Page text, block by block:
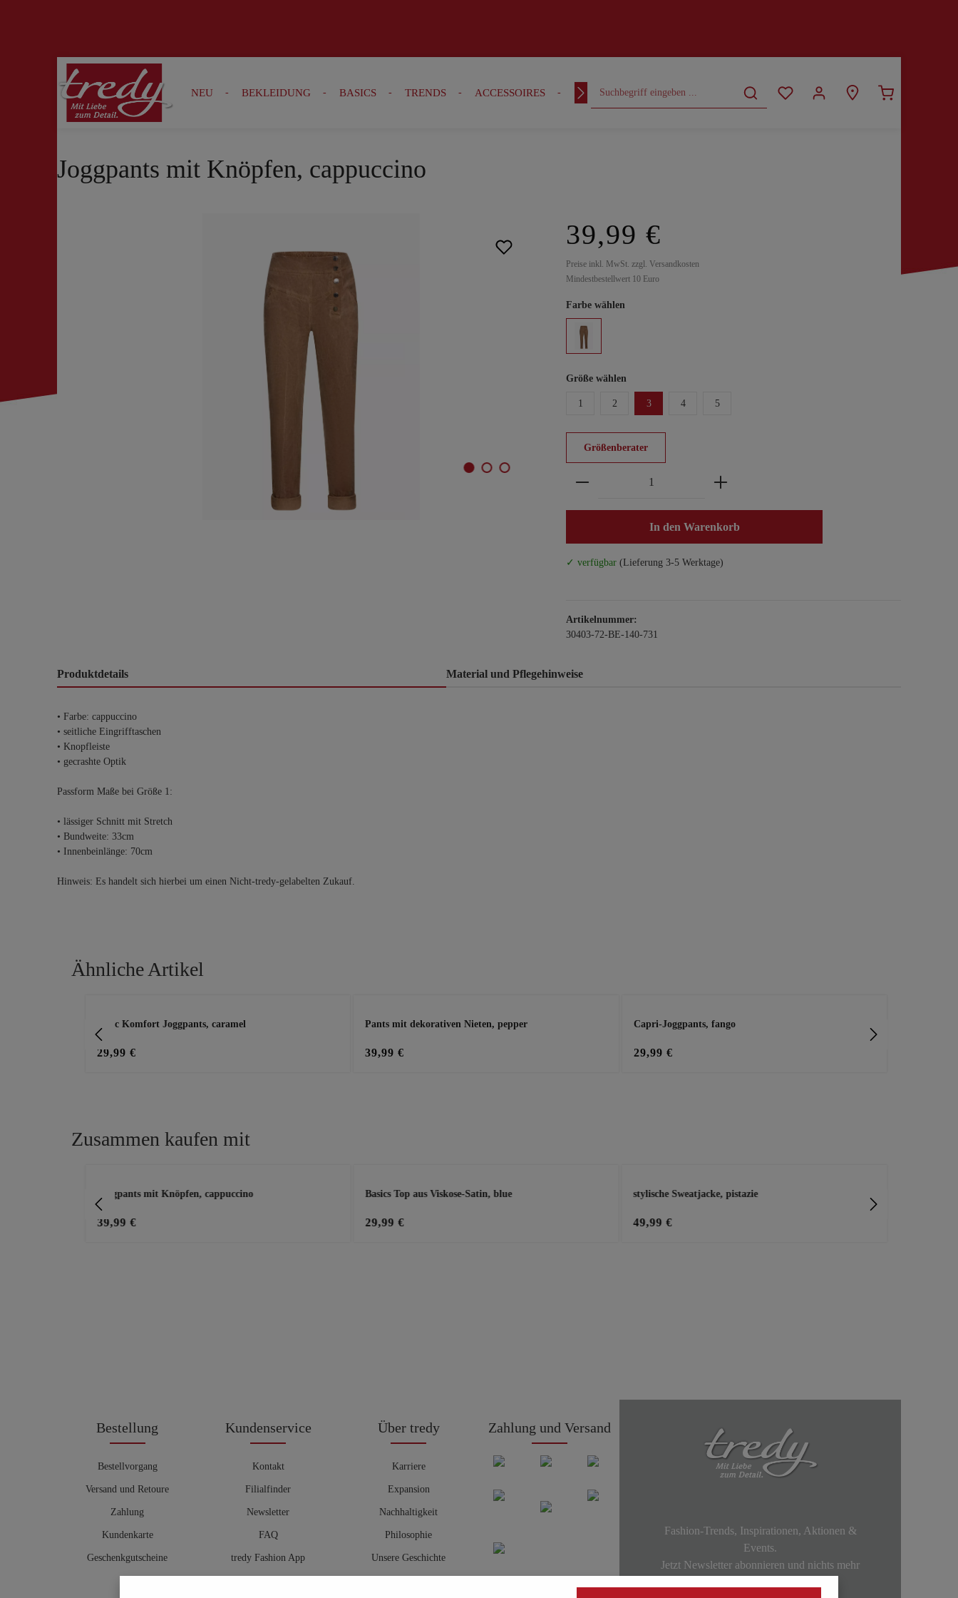
Zur Suche springen Zur Hauptnavigation springen
NEU BEKLEIDUNG BASICS TRENDS ACCESSOIRES OUTFITS CURVY
Joggpants mit Knöpfen, cappuccino
39,99 €
Preise inkl. MwSt. zzgl. Versandkosten
Mindestbestellwert 10 Euro
Farbe wählen
Größe wählen
1 2 3 4 5
Größenberater
Produkt Anzahl: Gib den gewünschten Wert ein oder
In den Warenkorb
✓ verfügbar (Lieferung 3-5 Werktage)
Artikelnummer:
30403-72-BE-140-731
Produktdetails Material und Pflegehinweise
• Farbe: cappuccino
• seitliche Eingrifftaschen
• Knopfleiste
• gecrashte Optik
Passform Maße bei Größe 1:
• lässiger Schnitt mit Stretch
• Bundweite: 33cm
• Innenbeinlänge: 70cm
Hinweis: Es handelt sich hierbei um einen Nicht-tredy-gelabelten Zukauf.
Ähnliche Artikel
Basic Komfort Joggpants, caramel
29,99 €
Pants mit dekorativen Nieten, pepper
39,99 €
Capri-Joggpants, fango
29,99 €
Zusammen kaufen mit
Joggpants mit Knöpfen, cappuccino
39,99 €
Basics Top aus Viskose-Satin, blue
29,99 €
stylische Sweatjacke, pistazie
49,99 €
Bestellung
Bestellvorgang
Versand und Retoure
Zahlung
Kundenkarte
Geschenkgutscheine
Kundenservice
Kontakt
Filialfinder
Newsletter
FAQ
tredy Fashion App
Über tredy
Karriere
Expansion
Nachhaltigkeit
Philosophie
Unsere Geschichte
Zahlung und Versand
Fashion-Trends, Inspirationen, Aktionen &
Events.
Jetzt Newsletter abonnieren und nichts mehr